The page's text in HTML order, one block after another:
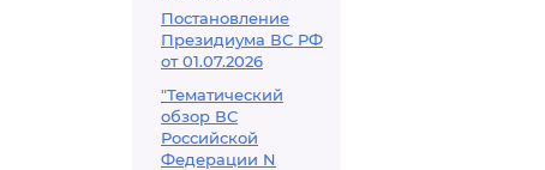
Постановление
Президиума ВС РФ
от 01.07.2026
"Тематический
обзор ВС
Российской
Федерации N